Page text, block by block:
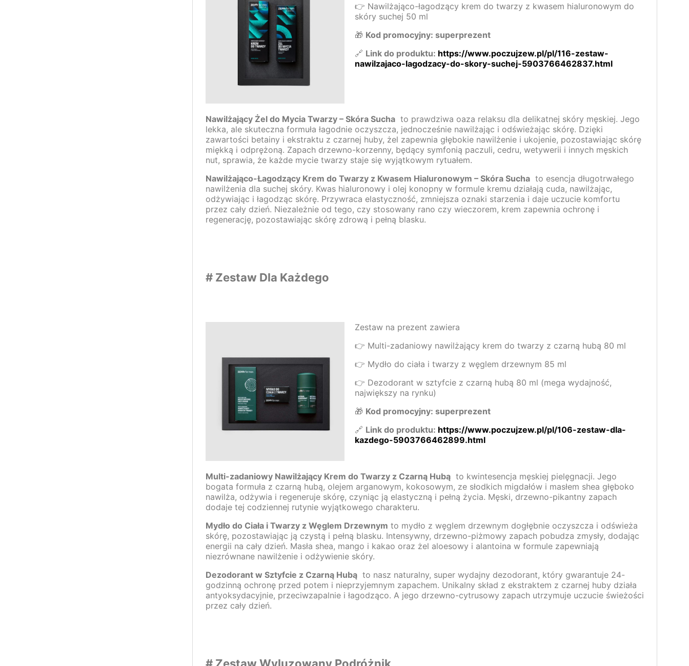
👉 Nawilżająco-łagodzący krem do twarzy z kwasem hialuronowym do
skóry suchej 50 ml
🎁 Kod promocyjny: superprezent
🔗 Link do produktu: https://www.poczujzew.pl/pl/116-zestaw-
nawilzajaco-lagodzacy-do-skory-suchej-5903766462837.html
Nawilżający Żel do Mycia Twarzy – Skóra Suchato prawdziwa oaza relaksu dla delikatnej skóry męskiej. Jego
lekka, ale skuteczna formuła łagodnie oczyszcza, jednocześnie nawilżając i odświeżając skórę. Dzięki
zawartości betainy i ekstraktu z czarnej huby, żel zapewnia głębokie nawilżenie i ukojenie, pozostawiając skórę
miękką i odprężoną. Zapach drzewno-korzenny, będący symfonią paczuli, cedru, wetywerii i innych męskich
nut, sprawia, że każde mycie twarzy staje się wyjątkowym rytuałem.
Nawilżająco-Łagodzący Krem do Twarzy z Kwasem Hialuronowym – Skóra Suchato esencja długotrwałego
nawilżenia dla suchej skóry. Kwas hialuronowy i olej konopny w formule kremu działają cuda, nawilżając,
odżywiając i łagodząc skórę. Przywraca elastyczność, zmniejsza oznaki starzenia i daje uczucie komfortu
przez cały dzień. Niezależnie od tego, czy stosowany rano czy wieczorem, krem zapewnia ochronę i
regenerację, pozostawiając skórę zdrową i pełną blasku.
# Zestaw Dla Każdego
Zestaw na prezent zawiera
👉 Multi-zadaniowy nawilżający krem do twarzy z czarną hubą 80 ml
👉 Mydło do ciała i twarzy z węglem drzewnym 85 ml
👉 Dezodorant w sztyfcie z czarną hubą 80 ml (mega wydajność,
największy na rynku)
🎁 Kod promocyjny: superprezent
🔗 Link do produktu: https://www.poczujzew.pl/pl/106-zestaw-dla-
kazdego-5903766462899.html
Multi-zadaniowy Nawilżający Krem do Twarzy z Czarną Hubąto kwintesencja męskiej pielęgnacji. Jego
bogata formuła z czarną hubą, olejem arganowym, kokosowym, ze słodkich migdałów i masłem shea głęboko
nawilża, odżywia i regeneruje skórę, czyniąc ją elastyczną i pełną życia. Męski, drzewno-pikantny zapach
dodaje tej codziennej rutynie wyjątkowego charakteru.
Mydło do Ciała i Twarzy z Węglem Drzewnym to mydło z węglem drzewnym dogłębnie oczyszcza i odświeża
skórę, pozostawiając ją czystą i pełną blasku. Intensywny, drzewno-piżmowy zapach pobudza zmysły, dodając
energii na cały dzień. Masła shea, mango i kakao oraz żel aloesowy i alantoina w formule zapewniają
niezrównane nawilżenie i odżywienie skóry.
Dezodorant w Sztyfcie z Czarną Hubąto nasz naturalny, super wydajny dezodorant, który gwarantuje 24-
godzinną ochronę przed potem i nieprzyjemnym zapachem. Unikalny skład z ekstraktem z czarnej huby działa
antyoksydacyjnie, przeciwzapalnie i łagodząco. A jego drzewno-cytrusowy zapach utrzymuje uczucie świeżości
przez cały dzień.